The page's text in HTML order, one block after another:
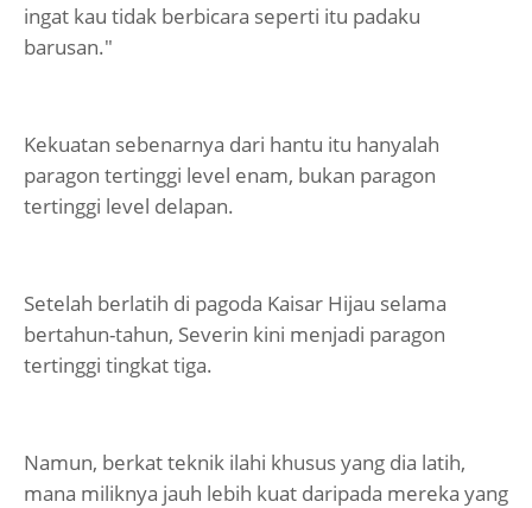
ingat kau tidak berbicara seperti itu padaku
barusan."
Kekuatan sebenarnya dari hantu itu hanyalah
paragon tertinggi level enam, bukan paragon
tertinggi level delapan.
Setelah berlatih di pagoda Kaisar Hijau selama
bertahun-tahun, Severin kini menjadi paragon
tertinggi tingkat tiga.
Namun, berkat teknik ilahi khusus yang dia latih,
mana miliknya jauh lebih kuat daripada mereka yang